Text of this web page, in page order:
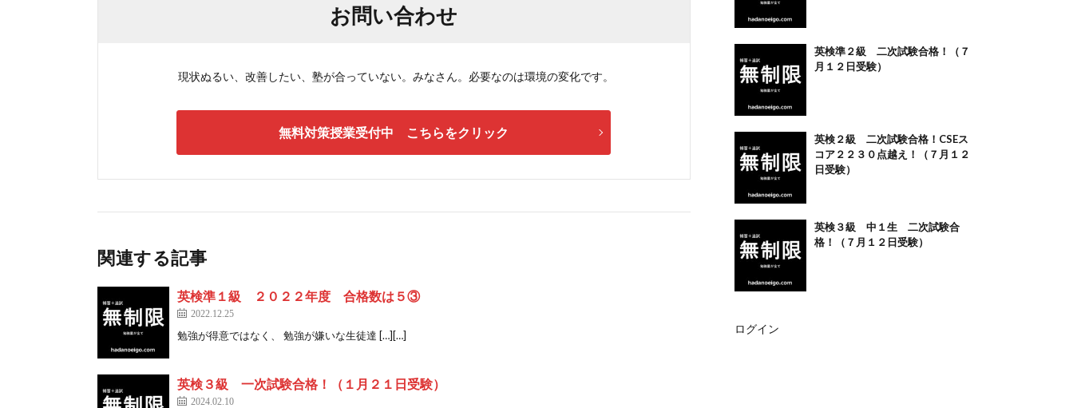
お問い合わせ
現状ぬるい、改善したい、塾が合っていない。みなさん。必要なのは環境の変化です。
無料対策授業受付中 こちらをクリック
関連する記事
英検準１級 ２０２２年度 合格数は５③
2022.12.25
勉強が得意ではなく、 勉強が嫌いな生徒達 […][…]
英検３級 一次試験合格！（１月２１日受験）
2024.02.10
英検準２級 二次試験合格！（７
月１２日受験）
英検２級 二次試験合格！CSEス
コア２２３０点越え！（７月１２
日受験）
英検３級 中１生 二次試験合
格！（７月１２日受験）
ログイン